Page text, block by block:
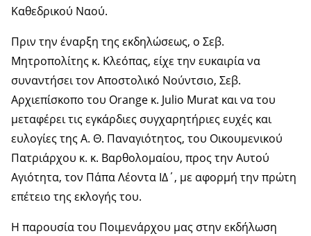
Καθεδρικού Ναού.
Πριν την έναρξη της εκδηλώσεως, ο Σεβ.
Μητροπολίτης κ. Κλεόπας, είχε την ευκαιρία να
συναντήσει τον Αποστολικό Νούντσιο, Σεβ.
Αρχιεπίσκοπο του Orange κ. Julio Murat και να του
μεταφέρει τις εγκάρδιες συγχαρητήριες ευχές και
ευλογίες της Α. Θ. Παναγιότητος, του Οικουμενικού
Πατριάρχου κ. κ. Βαρθολομαίου, προς την Αυτού
Αγιότητα, τον Πάπα Λέοντα ΙΔ΄, με αφορμή την πρώτη
επέτειο της εκλογής του.
Η παρουσία του Ποιμενάρχου μας στην εκδήλωση